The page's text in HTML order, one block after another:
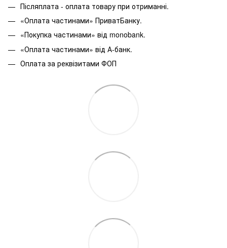
Післяплата - оплата товару при отриманні.
«Оплата частинами» ПриватБанку.
«Покупка частинами» від monobank.
«Оплата частинами» від А-банк.
Оплата за реквізитами ФОП